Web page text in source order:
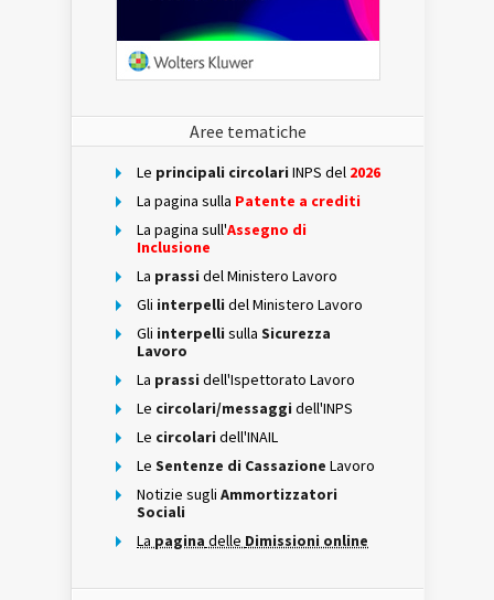
Aree tematiche
Le principali circolari INPS del 2026
La pagina sulla Patente a crediti
La pagina sull'Assegno di
Inclusione
La prassi del Ministero Lavoro
Gli interpelli del Ministero Lavoro
Gli interpelli sulla Sicurezza
Lavoro
La prassi dell'Ispettorato Lavoro
Le circolari/messaggi dell'INPS
Le circolari dell'INAIL
Le Sentenze di Cassazione Lavoro
Notizie sugli Ammortizzatori
Sociali
La pagina delle Dimissioni online